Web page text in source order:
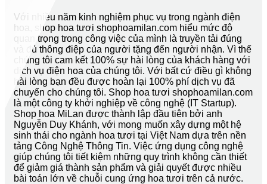
Với nhiều năm kinh nghiệm phục vụ trong ngành điện
hoa, shop hoa tươi shophoamilan.com hiểu mức độ
quan trọng trong công việc của mình là truyền tải đúng
và đủ thông điệp của người tặng đến người nhận. Vì thế
chúng tôi cam kết 100% sự hài lòng của khách hàng với
dịch vụ điện hoa của chúng tôi. Với bất cứ điều gì không
hài lòng bạn đều được hoàn lại 100% phí dịch vụ đã
chuyển cho chúng tôi. Shop hoa tươi shophoamilan.com
là một công ty khởi nghiệp về công nghệ (IT Startup).
Shop hoa MiLan được thành lập đầu tiên bởi anh
Nguyễn Duy Khánh, với mong muốn xây dựng một hệ
sinh thái cho ngành hoa tươi tại Việt Nam dựa trên nền
tảng Công Nghệ Thông Tin. Việc ứng dụng công nghệ
giúp chúng tôi tiết kiệm những quy trình không cần thiết
để giảm giá thành sản phẩm và giải quyết được nhiều
bài toán lớn về chuỗi cung ứng hoa tươi trên cả nước.